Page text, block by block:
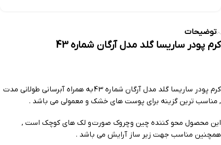
توضیحات
کرم پودر ساریسا گلد مدل آرگان شماره 43
کرم پودر ساریسا گلد مدل آرگان شماره 43 به همراه آبرسانی طولانی مدت
, مناسب ترین گزینه برای پوست های خشک و معمولی می باشد .
این محصول محو کننده چین و چروک صورت و لک های کوچک است ,
همچنین مناسب جهت زیر ساز آرایش می باشد .